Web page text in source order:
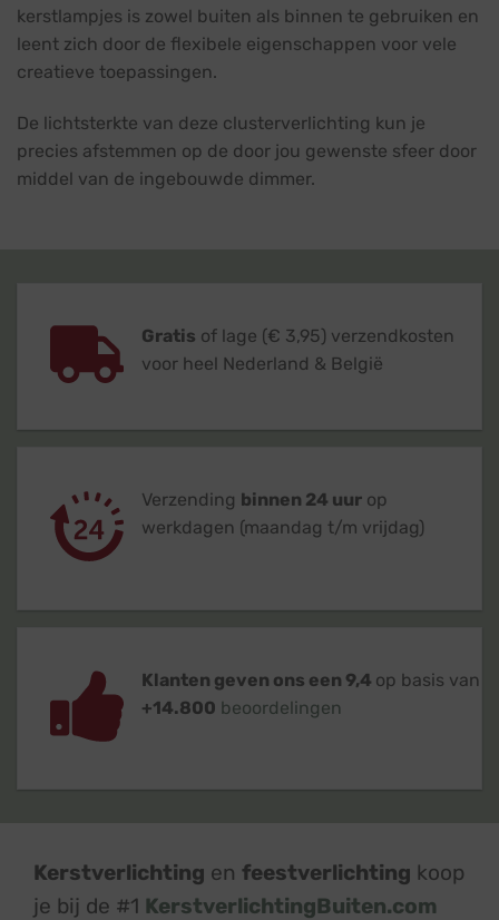
kerstlampjes is zowel buiten als binnen te gebruiken en
leent zich door de flexibele eigenschappen voor vele
creatieve toepassingen.
De lichtsterkte van deze clusterverlichting kun je
precies afstemmen op de door jou gewenste sfeer door
middel van de ingebouwde dimmer.
Gratis of lage (€ 3,95) verzendkosten
voor heel Nederland & België
Verzending binnen 24 uur op
werkdagen (maandag t/m vrijdag)
Klanten geven ons een 9,4 op basis van
+14.800 beoordelingen
Kerstverlichting en feestverlichting koop
je bij de #1 KerstverlichtingBuiten.com